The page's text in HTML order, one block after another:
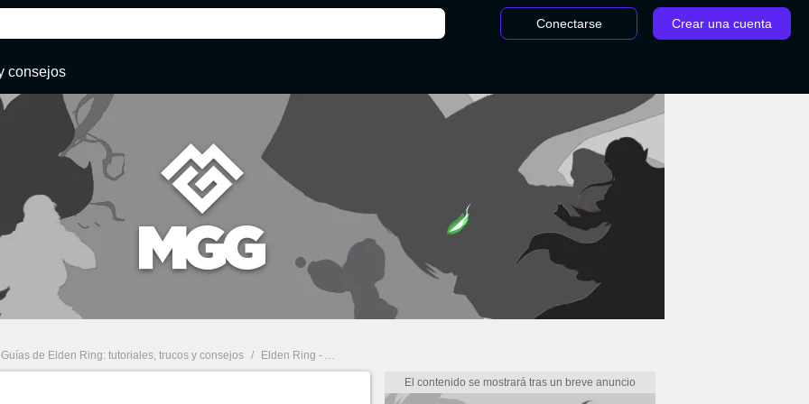
Conectarse Crear una cuenta
consejos
Guías de Elden Ring: tutoriales, trucos y consejos / Elden Ring - Armas Legendarias: Lista con todas ellas y dónde conseguirlas para el trofeo